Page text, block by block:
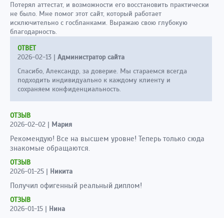
Потерял аттестат, и возможности его восстановить практически
не было. Мне помог этот сайт, который работает
исключительно с госбланками. Выражаю свою глубокую
благодарность.
ОТВЕТ
2026-02-13 | Администратор сайта
Спасибо, Александр, за доверие. Мы стараемся всегда
подходить индивидуально к каждому клиенту и
сохраняем конфиденциальность.
ОТЗЫВ
2026-02-02 | Мария
Рекомендую! Все на высшем уровне! Теперь только сюда
знакомые обращаются.
ОТЗЫВ
2026-01-25 | Никита
Получил офигенный реальный диплом!
ОТЗЫВ
2026-01-15 | Нина